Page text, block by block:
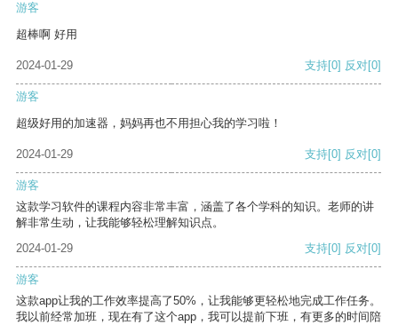
游客
超棒啊 好用
2024-01-29 支持[0] 反对[0]
游客
超级好用的加速器，妈妈再也不用担心我的学习啦！
2024-01-29 支持[0] 反对[0]
游客
这款学习软件的课程内容非常丰富，涵盖了各个学科的知识。老师的讲
解非常生动，让我能够轻松理解知识点。
2024-01-29
支持[0] 反对[0]
游客
这款app让我的工作效率提高了50%，让我能够更轻松地完成工作任务。
我以前经常加班，现在有了这个app，我可以提前下班，有更多的时间陪